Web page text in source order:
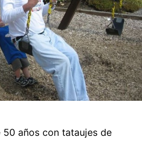
50 años con tataujes de